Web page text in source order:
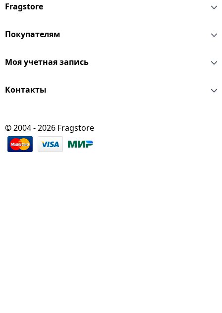
Fragstore
Покупателям
Моя учетная запись
Контакты
© 2004 - 2026 Fragstore